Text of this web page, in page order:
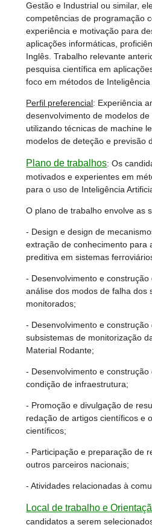
Gestão e Industrial ou similar,
competências de programação
experiência e motivação para
aplicações informáticas,
Inglês. Trabalho relevante
pesquisa científica em
foco em métodos de Inteligência
Perfil preferencial: Experiência
desenvolvimento de modelos
utilizando técnicas de machine
modelos de deteção e previsão
Plano de trabalhos:Os
motivados e experientes em
para o uso de Inteligência
O plano de trabalho envolve as
- Design e design de
extração de conhecimento para
preditiva em sistemas
- Desenvolvimento e
análise dos modos de falha dos
monitorados;
- Desenvolvimento e
subsistemas de monitorização
Material Rodante;
- Desenvolvimento e
condição de infraestrutura;
- Promoção e divulgação de
redação de artigos científicos e
científicos;
- Participação e preparação de
outros parceiros nacionais;
- Atividades relacionadas à
Local de trabalho e
candidatos a serem